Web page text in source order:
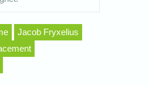
Jacob Fryxelius